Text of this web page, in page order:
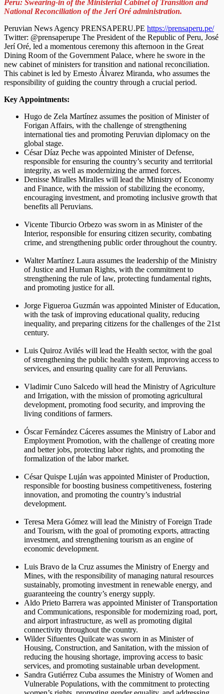
Peru: Swearing-in of the Ministerial Cabinet of Transition and
National Reconciliation of the Jerí Oré administration.
Peruvian News Agency PRENSAPERU.PE https://prensaperu.pe/
Twitter: @prensaperupe The President of the Republic of Peru, José
Jerí Oré, led a momentous ceremony this afternoon in the Great
Dining Room of the Government Palace, where he swore in the
new cabinet of ministers for transition and national reconciliation.
This cabinet is led by Ernesto Álvarez Miranda, who assumes the
responsibility of guiding the country through a crucial period.
Key Appointments:
Hugo de Zela Martínez assumes the position of Minister of
Forigan Affairs, with the challenge of strengthening
international ties and promoting Peruvian diplomacy on the
global stage.
César Díaz Peche was appointed Minister of Defense,
responsible for ensuring the country’s security and territorial
integrity, as well as modernizing the armed forces.
Denisse Miralles Miralles will lead the Ministry of Economy
and Finance, with the mission of stabilizing the economy,
encouraging investment, and promoting inclusive growth that
benefits all Peruvians.
Vicente Tiburcio Orbezo was sworn in as Minister of the
Interior, responsible for ensuring citizen security, combating
crime, and strengthening public order throughout the country.
Walter Martínez Laura assumes the leadership of the Ministry
of Justice and Human Rights, with the commitment to
strengthening the rule of law, protecting fundamental rights,
and promoting justice for all.
Jorge Figueroa Guzmán was appointed Minister of Education,
with the task of improving educational quality, reducing
inequality, and preparing citizens for the challenges of the 21st
century.
Luis Quiroz Avilés will lead the Health sector, with the goal
of strengthening the public health system, improving access to
services, and ensuring quality care for all Peruvians.
Vladimir Cuno Salcedo will head the Ministry of Agriculture
and Irrigation, with the mission of promoting agricultural
development, promoting food security, and improving the
living conditions of farmers.
Óscar Fernández Cáceres assumes the Ministry of Labor and
Employment Promotion, with the challenge of creating more
and better jobs, protecting labor rights, and promoting the
formalization of the labor market.
César Quispe Luján was appointed Minister of Production,
responsible for boosting business competitiveness, fostering
innovation, and promoting the country’s industrial
development.
Teresa Mera Gómez will lead the Ministry of Foreign Trade
and Tourism, with the goal of promoting exports, attracting
investment, and strengthening tourism as an engine of
economic development.
Luis Bravo de la Cruz assumes the Ministry of Energy and
Mines, with the responsibility of managing natural resources
sustainably, promoting investment in renewable energy, and
guaranteeing the country’s energy supply.
Aldo Prieto Barrera was appointed Minister of Transportation
and Communications, responsible for modernizing road, port,
and airport infrastructure, as well as promoting digital
connectivity throughout the country.
Wilder Sifuentes Quilcate was sworn in as Minister of
Housing, Construction, and Sanitation, with the mission of
reducing the housing shortage, improving access to basic
services, and promoting sustainable urban development.
Sandra Gutiérrez Cuba assumes the Ministry of Women and
Vulnerable Populations, with the commitment to protecting